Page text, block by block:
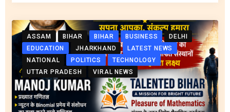
ASSAM BIHAR BIHAR BUSINESS
DELHI
EDUCATION
JHARKHAND
LATEST NEWS
NATIONAL
POLITICS
TECHNOLOGY
UTTAR PRADESH
VIRAL NEWS